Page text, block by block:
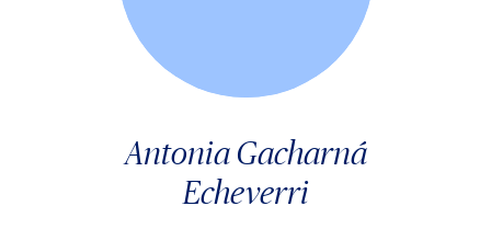
Antonia Gacharná
Echeverri